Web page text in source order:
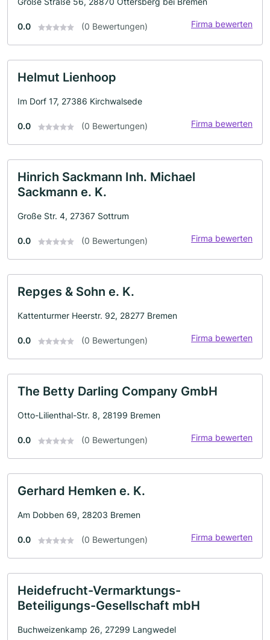
0.0 (0 Bewertungen) Firma bewerten
Helmut Lienhoop
Im Dorf 17, 27386 Kirchwalsede
0.0 (0 Bewertungen) Firma bewerten
Hinrich Sackmann Inh. Michael
Sackmann e. K.
Große Str. 4, 27367 Sottrum
0.0 (0 Bewertungen) Firma bewerten
Repges & Sohn e. K.
Kattenturmer Heerstr. 92, 28277 Bremen
0.0 (0 Bewertungen) Firma bewerten
The Betty Darling Company GmbH
Otto-Lilienthal-Str. 8, 28199 Bremen
0.0 (0 Bewertungen) Firma bewerten
Gerhard Hemken e. K.
Am Dobben 69, 28203 Bremen
0.0 (0 Bewertungen) Firma bewerten
Heidefrucht-Vermarktungs-
Beteiligungs-Gesellschaft mbH
Buchweizenkamp 26, 27299 Langwedel